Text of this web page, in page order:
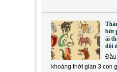
bứt
ải
dồi
Đầu
khoảng thời gian 3 con